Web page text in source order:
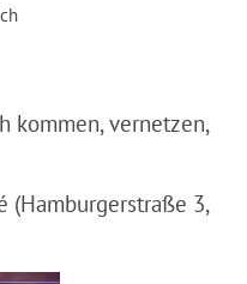
kommen, vernetzen,
(Hamburgerstraße 3,